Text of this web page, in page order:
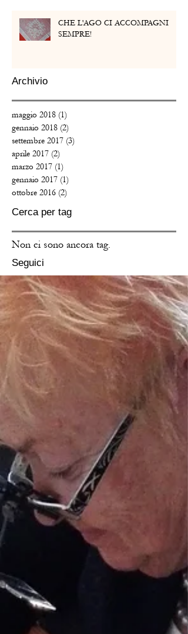
CHE L'AGO CI ACCOMPAGNI
SEMPRE!
Archivio
maggio 2018 (1)
gennaio 2018 (2)
settembre 2017 (3)
aprile 2017 (2)
marzo 2017 (1)
gennaio 2017 (1)
ottobre 2016 (2)
Cerca per tag
Non ci sono ancora tag.
Seguici